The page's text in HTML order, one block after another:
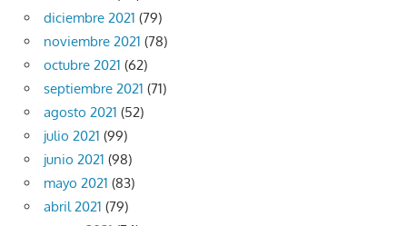
diciembre 2021 (79)
noviembre 2021 (78)
octubre 2021 (62)
septiembre 2021 (71)
agosto 2021 (52)
julio 2021 (99)
junio 2021 (98)
mayo 2021 (83)
abril 2021 (79)